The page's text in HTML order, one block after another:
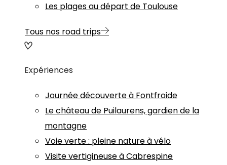
Les plages au départ de Toulouse
Tous nos road trips
Expériences
Journée découverte à Fontfroide
Le château de Puilaurens, gardien de la
montagne
Voie verte : pleine nature à vélo
Visite vertigineuse à Cabrespine